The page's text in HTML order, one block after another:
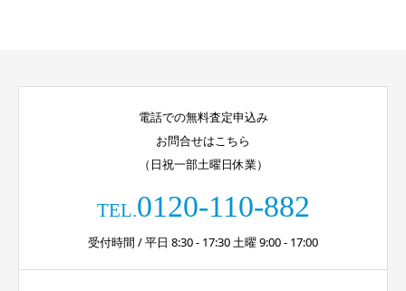
電話での無料査定申込み
お問合せはこちら
（日祝一部土曜日休業）
TEL.0120-110-882
受付時間 / 平日 8:30 - 17:30 土曜 9:00 - 17:00